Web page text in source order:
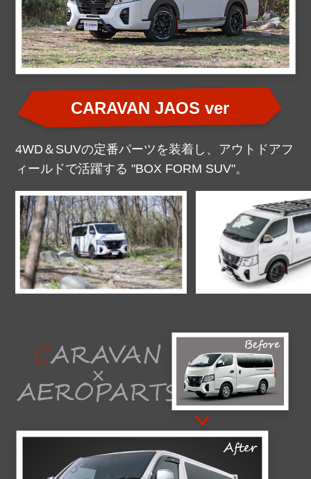
CARAVAN JAOS ver
4WD＆SUVの定番パーツを装着し、アウトドアフ
ィールドで活躍する "BOX FORM SUV"。